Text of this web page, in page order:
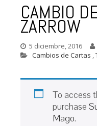
CAMBIO
ZARROW
5 diciembre, 2016
Cambios de Cartas ,
To access
purchase
Mago.